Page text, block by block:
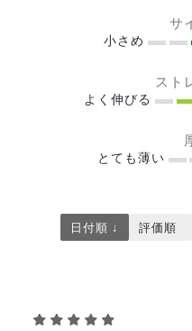
サ
小さめ
スト
よく伸びる
とても薄い
日付順 ↓ 評価順